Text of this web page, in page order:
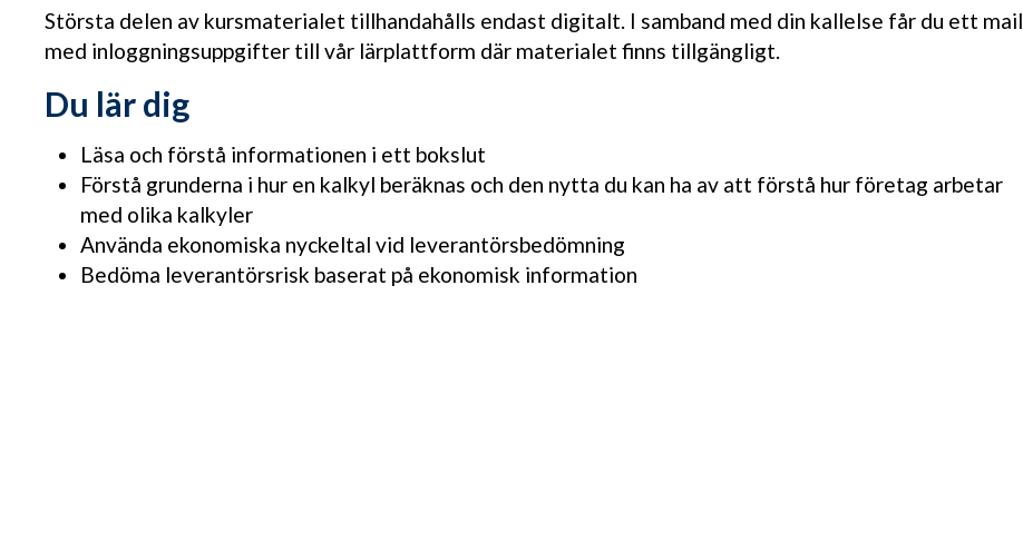
Största delen av kursmaterialet tillhandahålls endast digitalt. I samband med din kallelse får du ett mail
med inloggningsuppgifter till vår lärplattform där materialet finns tillgängligt.
Du lär dig
Läsa och förstå informationen i ett bokslut
Förstå grunderna i hur en kalkyl beräknas och den nytta du kan ha av att förstå hur företag arbetar
med olika kalkyler
Använda ekonomiska nyckeltal vid leverantörsbedömning
Bedöma leverantörsrisk baserat på ekonomisk information